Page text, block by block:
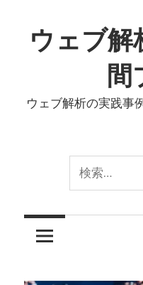
ン
へ
ウェブ解
間
ウェブ解析の実践事
索: